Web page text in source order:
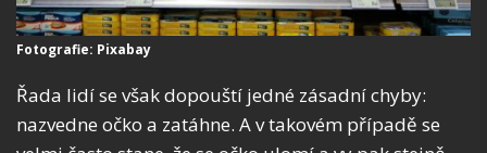
Fotografie: Pixabay
Řada lidí se však dopouští jedné zásadní chyby:
nazvedne očko a zatáhne. A v takovém případě se